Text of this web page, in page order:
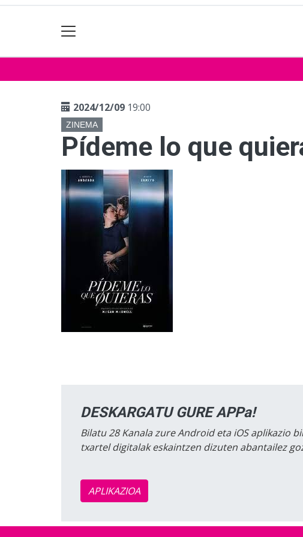
2024/12/09 19:00
ZINEMA
Pídeme lo que
DESKARGATU GURE APPa!
Bilatu 28 Kanala zure Android eta iOS aplikazio
txartel digitalak eskaintzen dizuten abantailez
APLIKAZIOA